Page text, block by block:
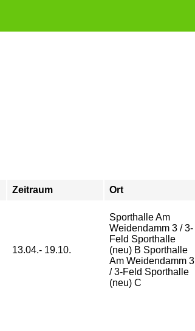
Zeitraum Ort
13.04.- 19.10.
Sporthalle Am
Weidendamm 3 / 3-
Feld Sporthalle
(neu) B Sporthalle
Am Weidendamm 3
/ 3-Feld Sporthalle
(neu) C